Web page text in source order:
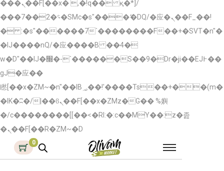
���ܢ��F[��x� ,�!q�� қ�*]/
���؝�2��7�SMc�s"���ޭ�DQ/�应�ܢ��F_��!
� :�s"������7`��������F��+�SVT�n"�
�IJ����nQ/�应����B ��4�
w�D"��IJ�׭�-`������S��9�Dr�ji��EJ߅��
gJ�应��
矁[��x�ZM~�n"��IB؃��!'����Тѕ��+��(m�
�IK�ʭ�/|��ϐܢ��F[��x�ZMz�G�� %嬩
�/c��������[[��<�RI:�:c��MΎ��:z�졾
�ܢ��F[��R�ZM~�D
0